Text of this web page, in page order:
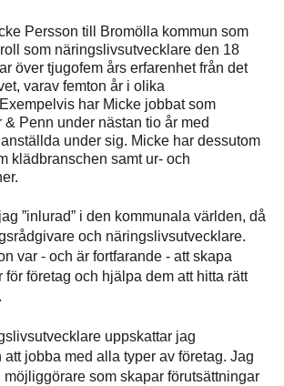
Persson till Bromölla kommun som
som näringslivsutvecklare den 18
över tjugofem års erfarenhet från det
varav femton år i olika
har Micke jobbat som
& Penn under nästan tio år med
under sig. Micke har dessutom
klädbranschen samt ur- och
”inlurad” i den kommunala världen, då
och näringslivsutvecklare.
var - och är fortfarande - att skapa
för företag och hjälpa dem att hitta rätt
uppskattar jag
att jobba med alla typer av företag. Jag
möjliggörare som skapar förutsättningar